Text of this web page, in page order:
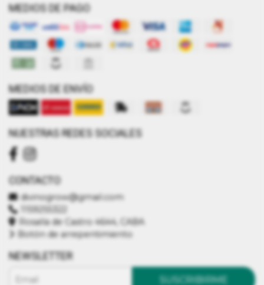
MEDIOS DE PAGO
MEDIOS DE ENVÍO
NUESTRAS REDES SOCIALES
CONTACTO
divinogrow@gmail.com
1159255322
Rosalía de Castro 4644, CABA
Botón de arrepentimiento
NEWSLETTER
SUSCRIBIRME